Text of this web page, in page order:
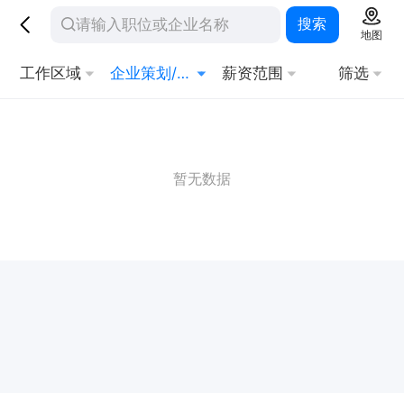
搜索
地图
工作区域 企业策划/顾问 薪资范围 筛选
暂无数据